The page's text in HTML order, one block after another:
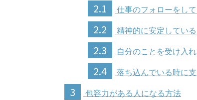
2.1 仕事のフォローをし
2.2 精神的に安定している
2.3 自分のことを受け入
2.4 落ち込んでいる時に
3 包容力がある人になる方法